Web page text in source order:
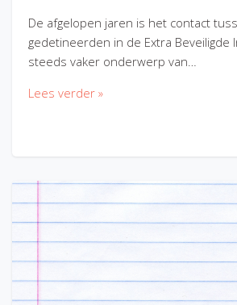
De afgelopen jaren is het contact
gedetineerden in de Extra Beveiligde
steeds vaker onderwerp van…
Lees verder »